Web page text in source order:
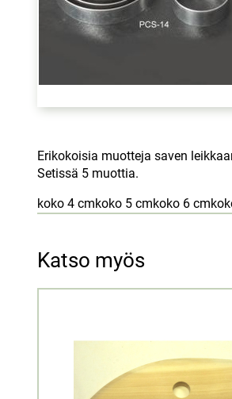
Erikokoisia muotteja saven
Setissä 5 muottia.
koko 4 cmkoko 5 cmkoko 6
Katso myös